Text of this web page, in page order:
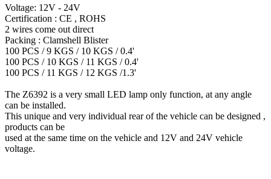
Voltage: 12V - 24V
Certification : CE , ROHS
2 wires come out direct
Packing : Clamshell Blister
100 PCS / 9 KGS / 10 KGS / 0.4'
100 PCS / 10 KGS / 11 KGS / 0.4'
100 PCS / 11 KGS / 12 KGS /1.3'
The Z6392 is a very small LED lamp only function, at any angle
can be installed.
This unique and very individual rear of the vehicle can be designed ,
products can be
used at the same time on the vehicle and 12V and 24V vehicle
voltage.